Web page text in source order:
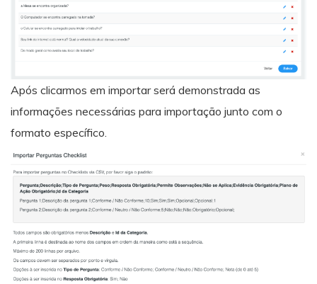
Após clicarmos em importar será demonstrada as
informações necessárias para importação junto com o
formato específico.